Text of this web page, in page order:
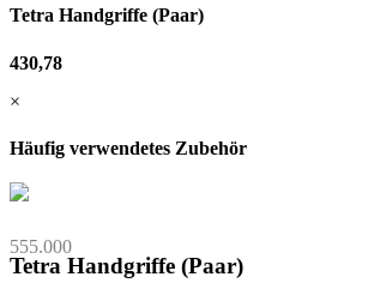
Tetra Handgriffe (Paar)
430,78
×
Häufig verwendetes Zubehör
555.000
Tetra Handgriffe (Paar)